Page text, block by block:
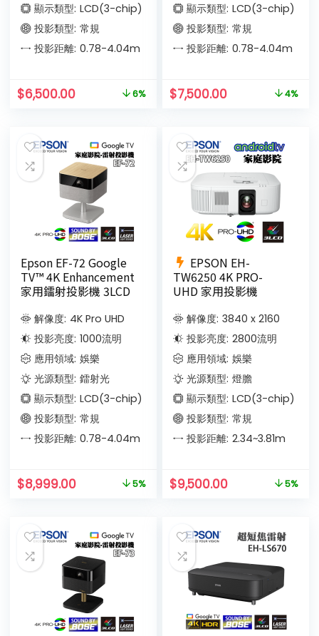
顯示類型: LCD(3-chip)
投影類型: 常規
投影距離: 0.78-4.04m
$6,500.00 6%
顯示類型: LCD(3-chip)
投影類型: 常規
投影距離: 0.78-4.04m
$7,500.00 4%
Epson EF-72 Google
TV™ 4K Enhancement
家用鐳射投影機 3LCD
解像度: 4K Pro UHD
投影亮度: 1000流明
應用領域: 娛樂
光源類型: 鐳射光
顯示類型: LCD(3-chip)
投影類型: 常規
投影距離: 0.78-4.04m
$8,999.00 5%
EPSON EH-
TW6250 4K PRO-
UHD 家用投影機
解像度: 3840 x 2160
投影亮度: 2800流明
應用領域: 娛樂
光源類型: 燈膽
顯示類型: LCD(3-chip)
投影類型: 常規
投影距離: 2.34~3.81m
$9,500.00 5%